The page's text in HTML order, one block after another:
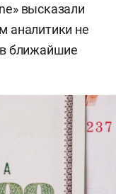
высказали
аналитики не
ближайшие